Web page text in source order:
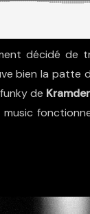
décidé de
bien la patte
de Kramder